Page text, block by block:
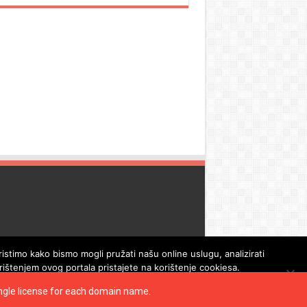
license for each domain name.
kako bismo mogli pružati našu online uslugu, analizirati
ovog portala pristajete na korištenje cookiesa.